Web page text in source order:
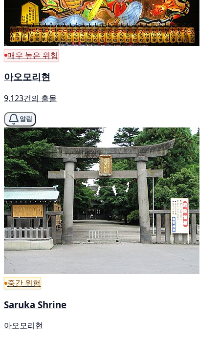
매우 높은 위험
아오모리현
9,123건의 출몰
알림
중간 위험
Saruka Shrine
아오모리현